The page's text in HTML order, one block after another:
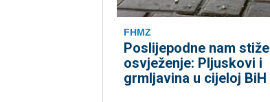
FHMZ
Poslijepodne nam stiže
osvježenje: Pljuskovi i
grmljavina u cijeloj BiH